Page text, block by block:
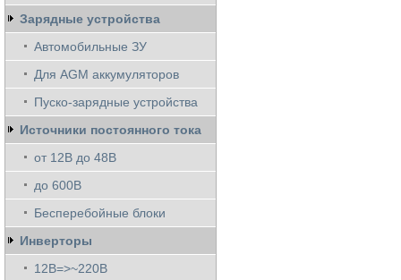
Зарядные устройства
Автомобильные ЗУ
Для AGM аккумуляторов
Пуско-зарядные устройства
Источники постоянного тока
от 12В до 48В
до 600В
Бесперебойные блоки
Инверторы
12В=>~220В